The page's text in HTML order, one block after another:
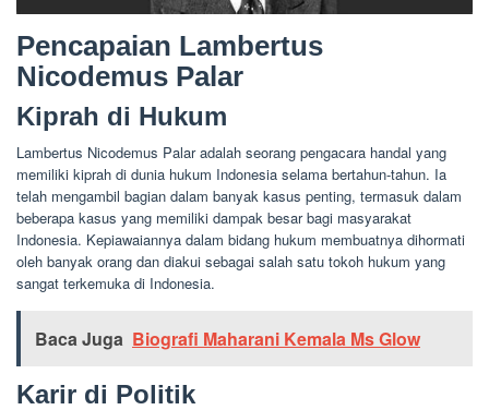
Pencapaian Lambertus
Nicodemus Palar
Kiprah di Hukum
Lambertus Nicodemus Palar adalah seorang pengacara handal yang
memiliki kiprah di dunia hukum Indonesia selama bertahun-tahun. Ia
telah mengambil bagian dalam banyak kasus penting, termasuk dalam
beberapa kasus yang memiliki dampak besar bagi masyarakat
Indonesia. Kepiawaiannya dalam bidang hukum membuatnya dihormati
oleh banyak orang dan diakui sebagai salah satu tokoh hukum yang
sangat terkemuka di Indonesia.
Baca Juga Biografi Maharani Kemala Ms Glow
Karir di Politik